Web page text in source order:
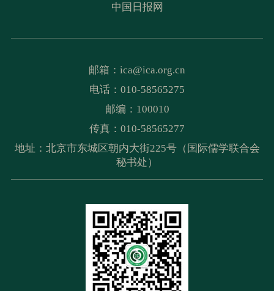
中国日报网
邮箱： ica@ica.org.cn
电话：010-58565275
邮编：100010
传真：010-58565277
地址：北京市东城区朝内大街225号（国际儒学联合会
秘书处）